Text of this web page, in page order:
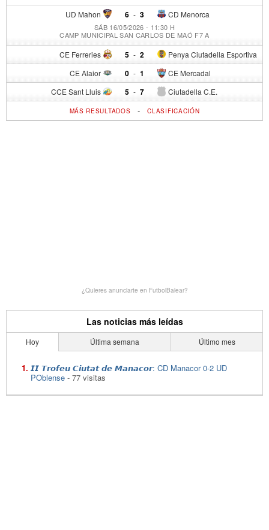
UD Mahon 6 - CD Menorca
3
SÁB 16/05/2026 - 11:30 H
CAMP MUNICIPAL SAN CARLOS DE MAÓ F7 A
CE Ferreries 5 - Penya Ciutadella Esportiva
2
CE Alaior 0 - CE Mercadal
1
CCE Sant Lluis 5 - Ciutadella C.E.
7
MÁS RESULTADOS -CLASIFICACIÓN
¿Quieres anunciarte en FutbolBalear?
Las noticias más leídas
Hoy Última semana Último mes
𝙄𝙄 𝙏𝙧𝙤𝙛𝙚𝙪 𝘾𝙞𝙪𝙩𝙖𝙩 𝙙𝙚 𝙈𝙖𝙣𝙖𝙘𝙤𝙧: CD Manacor 0-2 UD
POblense - 77 visitas